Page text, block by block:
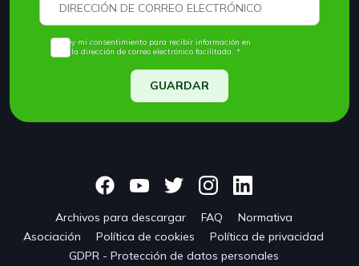
Doy mi consentimiento para recibir información en
la dirección de correo electrónico facilitada. *
GUARDAR
Archivos para descargar FAQ
Normativa
Asociación
Política de cookies
Política de privacidad
GDPR - Protección de datos personales